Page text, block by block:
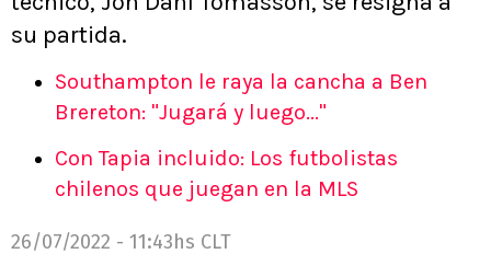
su partida.
Southampton le raya la cancha a Ben
Brereton: "Jugará y luego..."
Con Tapia incluido: Los futbolistas
chilenos que juegan en la MLS
26/07/2022 - 11:43hs CLT